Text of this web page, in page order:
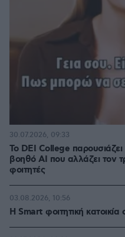
Το DEI College
βοηθό AI που αλλάζει τον
φοιτητές
30.07.2026, 09:33
Η Smart φοιτητική
03.08.2026, 10:56